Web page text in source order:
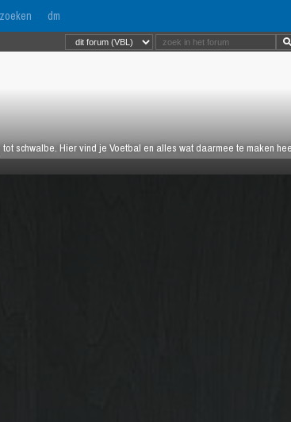
zoeken dm
tot schwalbe. Hier vind je Voetbal en alles wat daarmee te maken